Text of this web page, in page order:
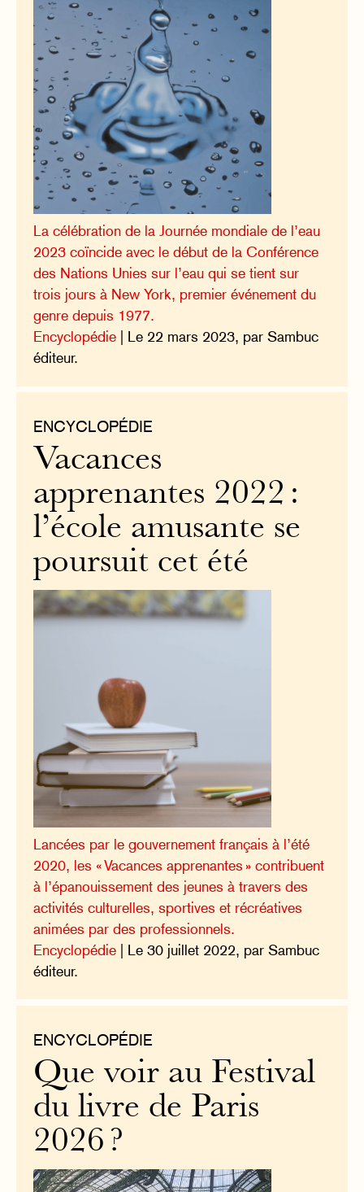
La célébration de la Journée mondiale de l’eau
2023 coïncide avec le début de la Conférence
des Nations Unies sur l’eau qui se tient sur
trois jours à New York, premier événement du
genre depuis 1977.
Encyclopédie | Le 22 mars 2023, par Sambuc
éditeur.
ENCYCLOPÉDIE
Vacances
apprenantes 2022 :
l’école amusante se
poursuit cet été
Lancées par le gouvernement français à l’été
2020, les « Vacances apprenantes » contribuent
à l’épanouissement des jeunes à travers des
activités culturelles, sportives et récréatives
animées par des professionnels.
Encyclopédie | Le 30 juillet 2022, par Sambuc
éditeur.
ENCYCLOPÉDIE
Que voir au Festival
du livre de Paris
2026 ?